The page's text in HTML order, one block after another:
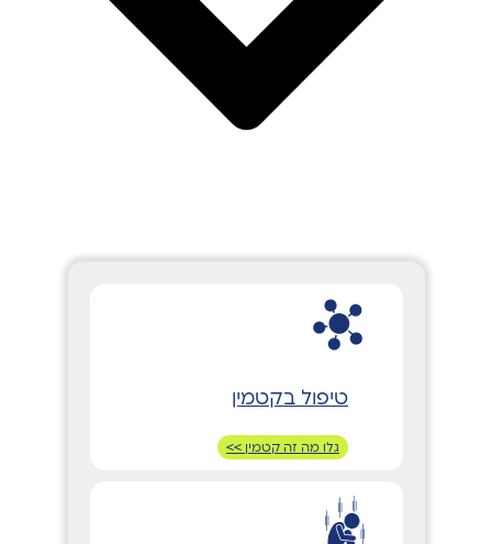
טיפול בקטמין
גלו מה זה קטמין >>